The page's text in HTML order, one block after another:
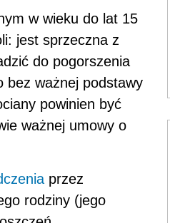
w wieku do lat 15
jest sprzeczna z
do pogorszenia
bez ważnej podstawy
powinien być
ważnej umowy o
przez
rodziny (jego